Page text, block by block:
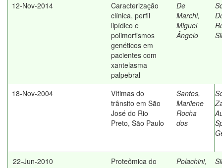
12-Nov-2014
Caracterização
clínica, perfil
lipídico e
polimorfismos
genéticos em
pacientes com
xantelasma
palpebral
De
Marchi,
Miguel
Ângelo
18-Nov-2004
Vítimas do
trânsito em São
José do Rio
Preto, São Paulo
Santos,
Marilene
Rocha
dos
22-Jun-2010
Proteômica do
Polachini,